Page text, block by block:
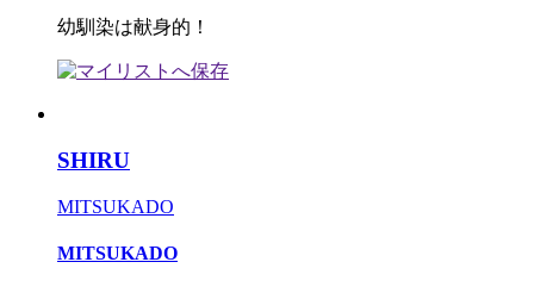
幼馴染は献身的！
SHIRU
MITSUKADO
MITSUKADO